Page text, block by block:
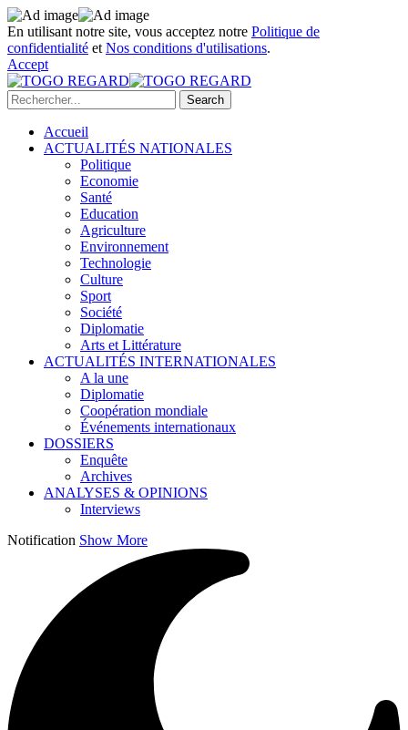
En utilisant notre site, vous acceptez notre Politique de
confidentialité et Nos conditions d'utilisations.
Accept
Accueil
ACTUALITÉS NATIONALES
Politique
Economie
Santé
Education
Agriculture
Environnement
Technologie
Culture
Sport
Société
Diplomatie
Arts et Littérature
ACTUALITÉS INTERNATIONALES
A la une
Diplomatie
Coopération mondiale
Événements internationaux
DOSSIERS
Enquête
Archives
ANALYSES & OPINIONS
Interviews
Notification Show More